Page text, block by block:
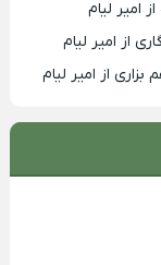
امیر لیام
از امیر لیام
از امیر لیام